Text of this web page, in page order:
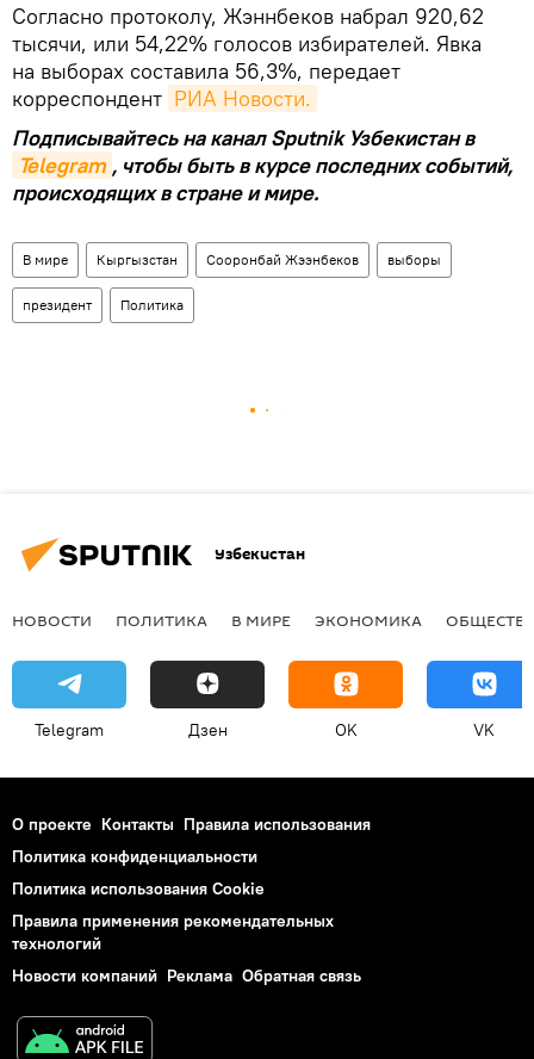
Согласно протоколу, Жэннбеков набрал 920,62
тысячи, или 54,22% голосов избирателей. Явка
на выборах составила 56,3%, передает
корреспондент РИА Новости.
Подписывайтесь на канал Sputnik Узбекистан в
Telegram , чтобы быть в курсе последних событий,
происходящих в стране и мире.
В мире Кыргызстан Сооронбай Жээнбеков выборы
президент Политика
Узбекистан
НОВОСТИ ПОЛИТИКА В МИРЕ ЭКОНОМИКА
Telegram Дзен OK VK
О проекте Контакты Правила использования
Политика конфиденциальности
Политика использования Cookie
Правила применения рекомендательных
технологий
Новости компаний Реклама Обратная связь